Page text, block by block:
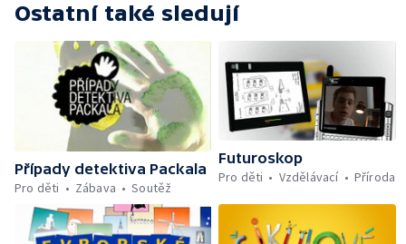
Ostatní také sledují
Případy detektiva Packala
Pro děti
Zábava Soutěž
Futuroskop
Pro děti
Vzdělávací Příroda